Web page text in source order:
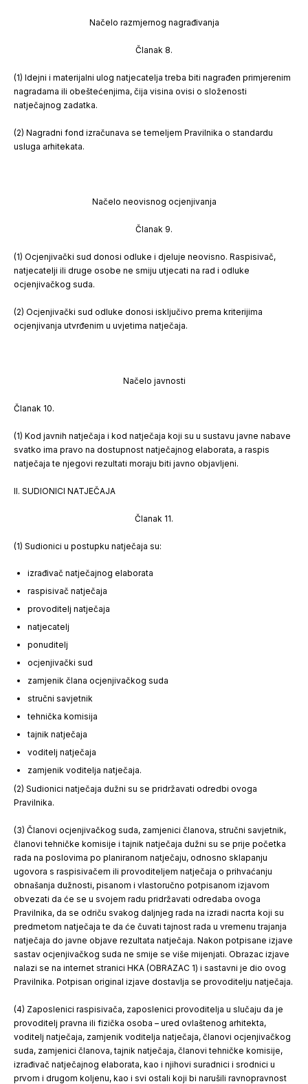
Načelo razmjernog nagrađivanja
Članak 8.
(1) Idejni i materijalni ulog natjecatelja treba biti nagrađen primjerenim
nagradama ili obeštećenjima, čija visina ovisi o složenosti
natječajnog zadatka.
(2) Nagradni fond izračunava se temeljem Pravilnika o standardu
usluga arhitekata.
Načelo neovisnog ocjenjivanja
Članak 9.
(1) Ocjenjivački sud donosi odluke i djeluje neovisno. Raspisivač,
natjecatelji ili druge osobe ne smiju utjecati na rad i odluke
ocjenjivačkog suda.
(2) Ocjenjivački sud odluke donosi isključivo prema kriterijima
ocjenjivanja utvrđenim u uvjetima natječaja.
Načelo javnosti
Članak 10.
(1) Kod javnih natječaja i kod natječaja koji su u sustavu javne nabave
svatko ima pravo na dostupnost natječajnog elaborata, a raspis
natječaja te njegovi rezultati moraju biti javno objavljeni.
II. SUDIONICI NATJEČAJA
Članak 11.
(1) Sudionici u postupku natječaja su:
izrađivač natječajnog elaborata
raspisivač natječaja
provoditelj natječaja
natjecatelj
ponuditelj
ocjenjivački sud
zamjenik člana ocjenjivačkog suda
stručni savjetnik
tehnička komisija
tajnik natječaja
voditelj natječaja
zamjenik voditelja natječaja.
(2) Sudionici natječaja dužni su se pridržavati odredbi ovoga
Pravilnika.
(3) Članovi ocjenjivačkog suda, zamjenici članova, stručni savjetnik,
članovi tehničke komisije i tajnik natječaja dužni su se prije početka
rada na poslovima po planiranom natječaju, odnosno sklapanju
ugovora s raspisivačem ili provoditeljem natječaja o prihvaćanju
obnašanja dužnosti, pisanom i vlastoručno potpisanom izjavom
obvezati da će se u svojem radu pridržavati odredaba ovoga
Pravilnika, da se odriču svakog daljnjeg rada na izradi nacrta koji su
predmetom natječaja te da će čuvati tajnost rada u vremenu trajanja
natječaja do javne objave rezultata natječaja. Nakon potpisane izjave
sastav ocjenjivačkog suda ne smije se više mijenjati. Obrazac izjave
nalazi se na internet stranici HKA (OBRAZAC 1) i sastavni je dio ovog
Pravilnika. Potpisan original izjave dostavlja se provoditelju natječaja.
(4) Zaposlenici raspisivača, zaposlenici provoditelja u slučaju da je
provoditelj pravna ili fizička osoba – ured ovlaštenog arhitekta,
voditelj natječaja, zamjenik voditelja natječaja, članovi ocjenjivačkog
suda, zamjenici članova, tajnik natječaja, članovi tehničke komisije,
izrađivač natječajnog elaborata, kao i njihovi suradnici i srodnici u
prvom i drugom koljenu, kao i svi ostali koji bi narušili ravnopravnost